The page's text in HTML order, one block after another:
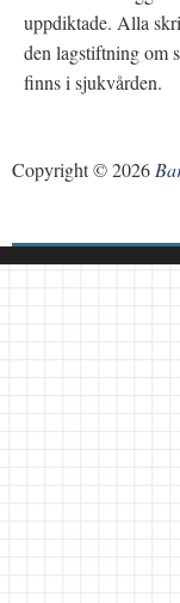
uppdiktade. Alla
den lagstiftning om
finns i sjukvården.
Copyright © 2026